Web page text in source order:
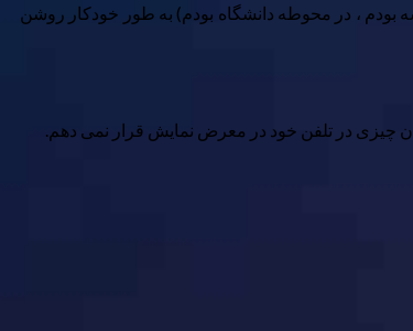
، در محوطه دانشگاه بودم) به طور خودکار روشن
چیزی در تلفن خود در معرض نمایش قرار نمی دهم.